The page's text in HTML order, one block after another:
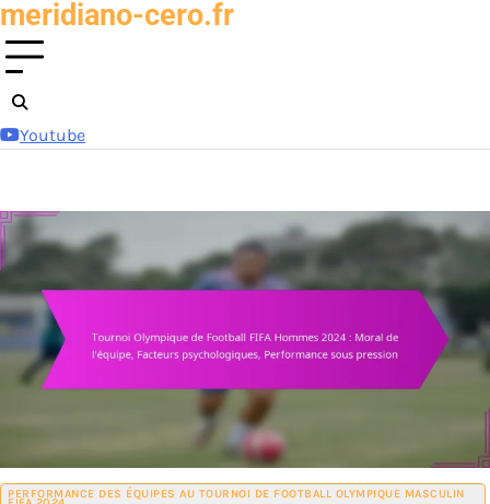
Skip
to
content
meridiano-cero.fr
Youtube
PERFORMANCE DES ÉQUIPES AU TOURNOI DE FOOTBALL OLYMPIQUE MASCULIN